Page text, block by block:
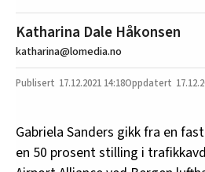
Katharina Dale Håkonsen
katharina@lomedia.no
17.12.2021 14:18
Gabriela Sanders gikk fra en
en 50 prosent stilling i